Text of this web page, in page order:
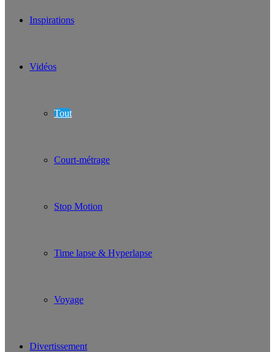
Inspirations
Vidéos
Tout
Court-métrage
Stop Motion
Time lapse & Hyperlapse
Voyage
Divertissement